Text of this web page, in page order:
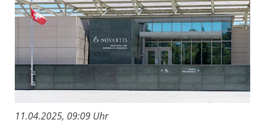
11.04.2025, 09:09 Uhr